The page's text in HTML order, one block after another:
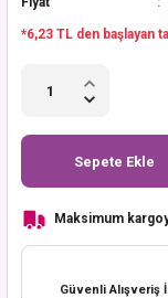
*6,23 TL den başlayan
Sepete Ekle
Maksimum
Güvenli Alışveriş